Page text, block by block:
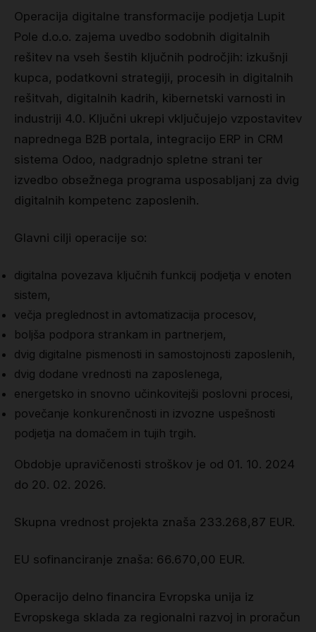
Operacija digitalne transformacije podjetja Lupit
Pole d.o.o. zajema uvedbo sodobnih digitalnih
rešitev na vseh šestih ključnih področjih: izkušnji
kupca, podatkovni strategiji, procesih in digitalnih
rešitvah, digitalnih kadrih, kibernetski varnosti in
industriji 4.0. Ključni ukrepi vključujejo vzpostavitev
naprednega B2B portala, integracijo ERP in CRM
sistema Odoo, nadgradnjo spletne strani ter
izvedbo obsežnega programa usposabljanj za dvig
digitalnih kompetenc zaposlenih.
Glavni cilji operacije so:
digitalna povezava ključnih funkcij podjetja v enoten
sistem,
večja preglednost in avtomatizacija procesov,
boljša podpora strankam in partnerjem,
dvig digitalne pismenosti in samostojnosti zaposlenih,
dvig dodane vrednosti na zaposlenega,
energetsko in snovno učinkovitejši poslovni procesi,
povečanje konkurenčnosti in izvozne uspešnosti
podjetja na domačem in tujih trgih.
Obdobje upravičenosti stroškov je od 01. 10. 2024
do 20. 02. 2026.
Skupna vrednost projekta znaša 233.268,87 EUR.
EU sofinanciranje znaša: 66.670,00 EUR.
Operacijo delno financira Evropska unija iz
Evropskega sklada za regionalni razvoj in proračun
Grip
Pole & aerial wear
Spare parts